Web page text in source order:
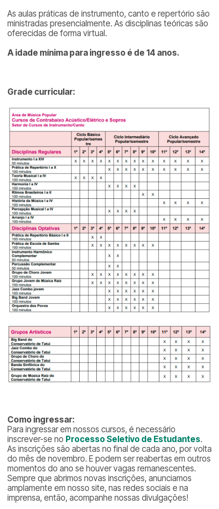
As aulas práticas de instrumento, canto e repertório são
ministradas presencialmente. As disciplinas teóricas são
oferecidas de forma virtual.
A idade mínima para ingresso é de 14 anos.
Grade curricular:
Como ingressar:
Para ingressar em nossos cursos, é necessário
inscrever-se no Processo Seletivo de Estudantes.
As inscrições são abertas no final de cada ano, por volta
do mês de novembro. E podem ser reabertas em outros
momentos do ano se houver vagas remanescentes.
Sempre que abrimos novas inscrições, anunciamos
amplamente em nosso site, nas redes sociais e na
imprensa, então, acompanhe nossas divulgações!